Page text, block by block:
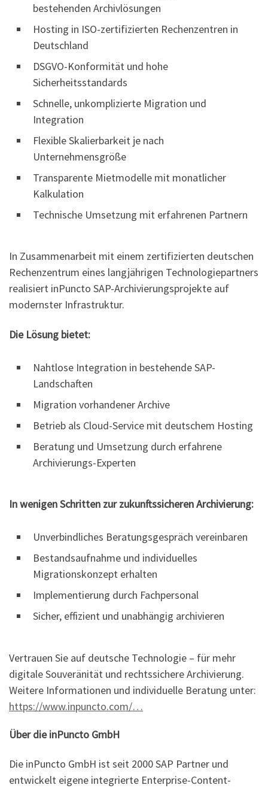
bestehenden Archivlösungen
Hosting in ISO-zertifizierten Rechenzentren in
Deutschland
DSGVO-Konformität und hohe
Sicherheitsstandards
Schnelle, unkomplizierte Migration und
Integration
Flexible Skalierbarkeit je nach
Unternehmensgröße
Transparente Mietmodelle mit monatlicher
Kalkulation
Technische Umsetzung mit erfahrenen Partnern
In Zusammenarbeit mit einem zertifizierten deutschen
Rechenzentrum eines langjährigen Technologiepartners
realisiert inPuncto SAP-Archivierungsprojekte auf
modernster Infrastruktur.
Die Lösung bietet:
Nahtlose Integration in bestehende SAP-
Landschaften
Migration vorhandener Archive
Betrieb als Cloud-Service mit deutschem Hosting
Beratung und Umsetzung durch erfahrene
Archivierungs-Experten
In wenigen Schritten zur zukunftssicheren Archivierung:
Unverbindliches Beratungsgespräch vereinbaren
Bestandsaufnahme und individuelles
Migrationskonzept erhalten
Implementierung durch Fachpersonal
Sicher, effizient und unabhängig archivieren
Vertrauen Sie auf deutsche Technologie – für mehr
digitale Souveränität und rechtssichere Archivierung.
Weitere Informationen und individuelle Beratung unter:
https://www.inpuncto.com/…
Über die inPuncto GmbH
Die inPuncto GmbH ist seit 2000 SAP Partner und
entwickelt eigene integrierte Enterprise-Content-